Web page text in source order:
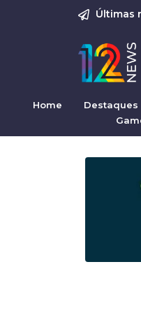
Últimas
Home Destaques